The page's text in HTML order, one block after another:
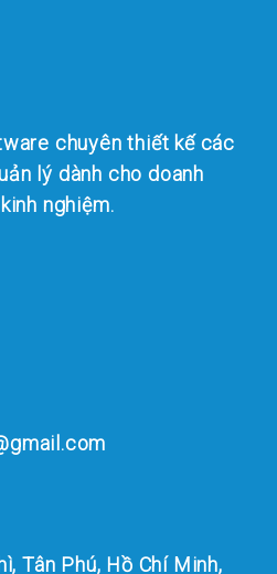
chuyên thiết kế các
lý dành cho doanh
nghiệm.
Tân Phú, Hồ Chí Minh,